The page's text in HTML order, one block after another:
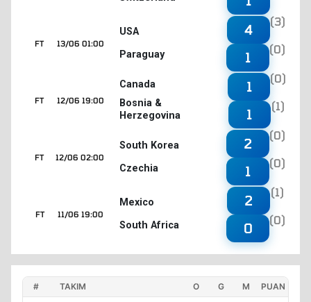
13/06 01:00
FT
USA
Paraguay
4
(3)
1
(0)
12/06 19:00
FT
Canada
Bosnia &
Herzegovina
1
(0)
1
(1)
12/06 02:00
FT
South Korea
Czechia
2
(0)
1
(0)
11/06 19:00
FT
Mexico
South Africa
2
(1)
0
(0)
# TAKIM O G M PUAN